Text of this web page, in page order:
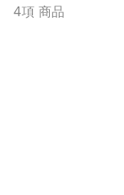
4項 商品